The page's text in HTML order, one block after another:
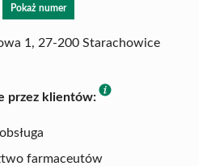
Pokaż numer
1, 27-200 Starachowice
przez klientów:
farmaceutów